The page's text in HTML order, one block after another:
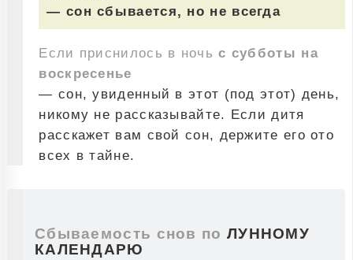
— сон сбывается, но не всегда
Если приснилось в ночьс субботы на
воскресенье
— сон, увиденный в этот (под этот) день,
никому не рассказывайте. Если дитя
расскажет вам свой сон, держите его ото
всех в тайне.
Сбываемость снов по ЛУННОМУ
КАЛЕНДАРЮ